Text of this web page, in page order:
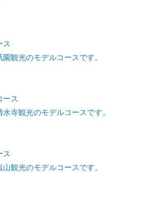
ス
観光のモデルコースです。
ース
寺観光のモデルコースです。
ス
観光のモデルコースです。